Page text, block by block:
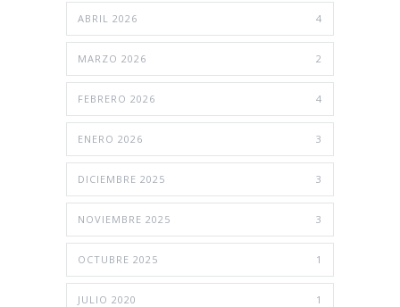
ABRIL 2026 4
MARZO 2026 2
FEBRERO 2026 4
ENERO 2026 3
DICIEMBRE 2025 3
NOVIEMBRE 2025 3
OCTUBRE 2025 1
JULIO 2020 1